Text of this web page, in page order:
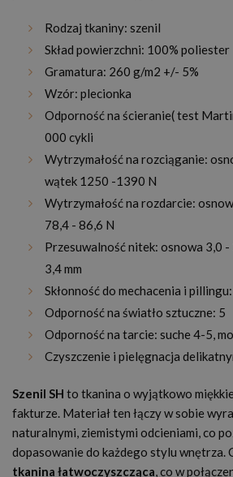
Rodzaj tkaniny: szenil
Skład powierzchni: 100% poliester
Gramatura: 260 g/m2 +/- 5%
Wzór: plecionka
Odporność na ścieranie( test
000 cykli
Wytrzymałość na rozciąganie:
wątek 1250 -1390 N
Wytrzymałość na rozdarcie:
78,4 - 86,6 N
Przesuwalność nitek: osnowa 3,0 -
3,4 mm
Skłonność do mechacenia i
Odporność na światło sztuczne: 5
Odporność na tarcie: suche 4-5,
Czyszczenie i pielęgnacja
Szenil SH to tkanina o wyjątkowo
fakturze. Materiał ten łączy w sobie
naturalnymi, ziemistymi odcieniami, co
dopasowanie do każdego stylu wnętrza.
tkanina łatwoczyszcząca, co w